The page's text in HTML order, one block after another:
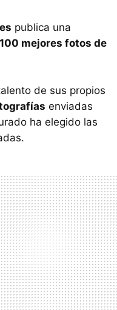
publica una
100 mejores fotos de
de sus propios
enviadas
ha elegido las